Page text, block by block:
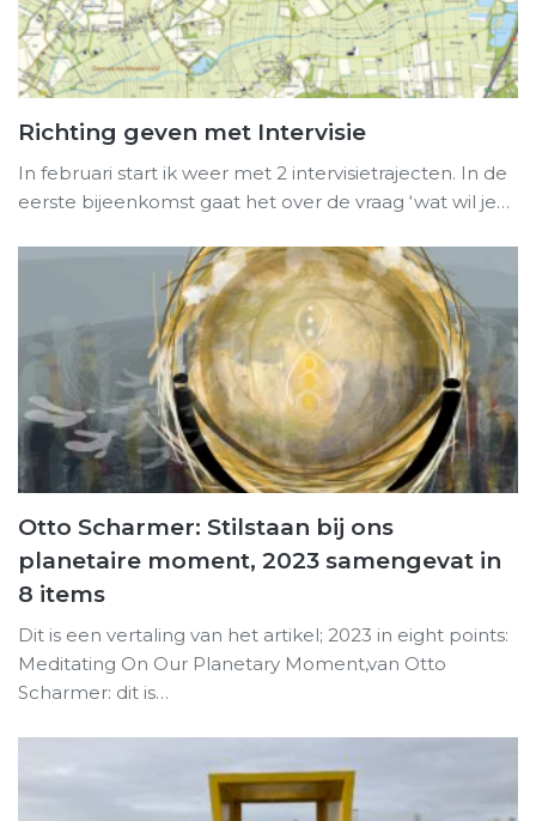
Richting geven met Intervisie
In februari start ik weer met 2 intervisietrajecten. In de
eerste bijeenkomst gaat het over de vraag ‘wat wil je…
Otto Scharmer: Stilstaan bij ons
planetaire moment, 2023 samengevat in
8 items
Dit is een vertaling van het artikel; 2023 in eight points:
Meditating On Our Planetary Moment,van Otto
Scharmer: dit is…